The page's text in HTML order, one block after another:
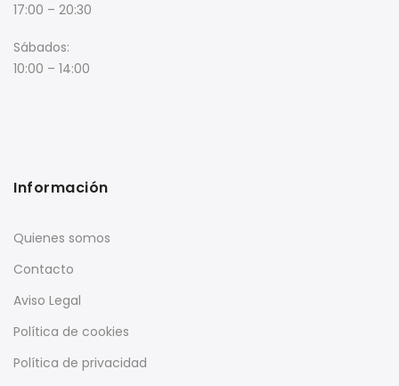
17:00 – 20:30
Sábados:
10:00 – 14:00
Información
Quienes somos
Contacto
Aviso Legal
Política de cookies
Política de privacidad